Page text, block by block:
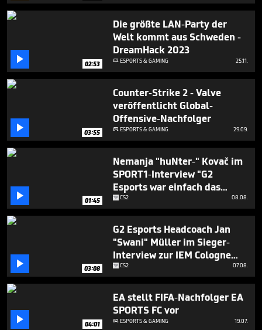
 02:53
Die größte LAN-Party der
Welt kommt aus Schweden -
DreamHack 2023
ESPORTS & GAMING 25.11.
 03:55
Counter-Strike 2 - Valve
veröffentlicht Global-
Offensive-Nachfolger
ESPORTS & GAMING 29.09.
 01:45
Nemanja "huNter-" Kovač im
SPORT1-Interview "G2
Esports war einfach das
bessere Team"
CS2 08.08.
 03:08
G2 Esports Headcoach Jan
"Swani" Müller im Sieger-
Interview zur IEM Cologne
2023
CS2 07.08.
 04:01
EA stellt FIFA-Nachfolger EA
SPORTS FC vor
ESPORTS & GAMING 19.07.